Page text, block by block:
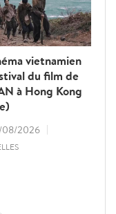
vietnamien
du film de
à Hong Kong
2026